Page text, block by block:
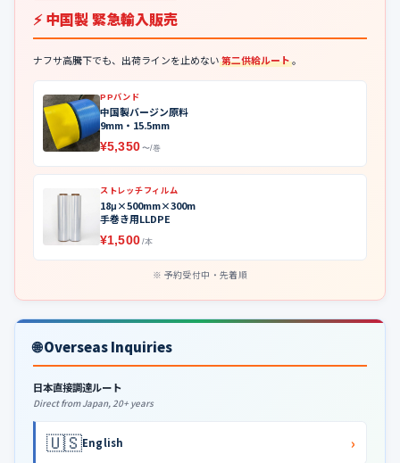
⚡ 中国製 緊急輸入販売
ナフサ高騰下でも、出荷ラインを止めない第二供給ルート。
PPバンド
中国製バージン原料
9mm・15.5mm
¥5,350 〜/巻
ストレッチフィルム
18μ×500mm×300m
手巻き用LLDPE
¥1,500 /本
予約受付中・先着順
🌐 Overseas Inquiries
日本直接調達ルート
Direct from Japan, 20+ years
🇺🇸English ›